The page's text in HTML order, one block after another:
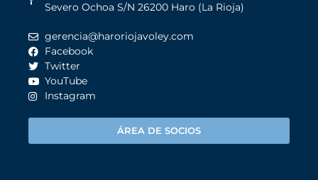
Severo Ochoa S/N 26200 Haro (La Rioja)
gerencia@haroriojavoley.com
Facebook
Twitter
YouTube
Instagram
ÁREA DE SOCIOS